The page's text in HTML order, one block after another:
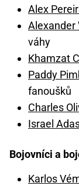
Alex
Alexander
váhy
Khamzat
Paddy
fanoušků
Charles
Israel
Bojovníci a
Karlos